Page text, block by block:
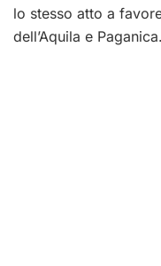
lo stesso atto a
dell’Aquila e Paganica.